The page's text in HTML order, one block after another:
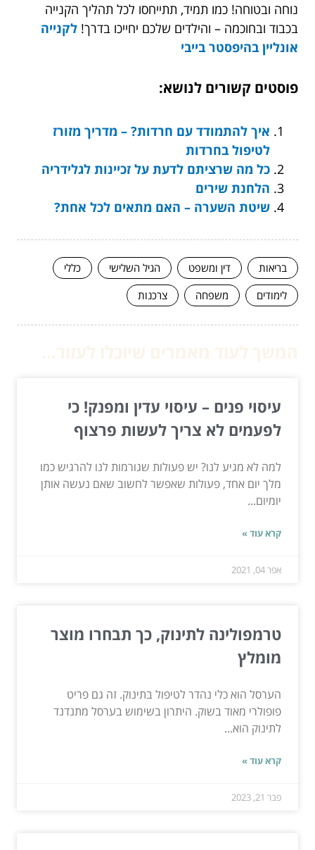
נוחה ובטוחה! כמו תמיד, תתייחסו לכל תהליך הקנייה
בכבוד ובחוכמה – והילדים שלכם יחייכו בדרך! לקנייה
אונליין בהיפסטר בייבי
פוסטים קשורים לנושא:
איך להתמודד עם חרדות? – מדריך מזורז
לטיפול בחרדות
כל מה שרציתם לדעת על זכיינות לגלידריה
הלחנת שירים
שיטת השערה – האם מתאים לכל אחת?
בריאות דין ומשפט הגיל השלישי
כללי
לימודים
משפחה צרכנות
עיסוי פנים – עיסוי עדין ומפנק! כי
לפעמים לא צריך לעשות פרצוף
למה לא מגיע לנו? יש פעולות שגורמות לנו להרגיש כמו
מלך יום אחד, פעולות שאפשר לחשוב שאם נעשה אותן
יומיום...
קרא עוד »
אפר 04, 2021
טרמפולינה לתינוק, כך תבחרו מוצר
מומלץ
הערסל הוא כלי נהדר לטיפול בתינוק. זה גם פריט
פופולרי מאוד בשוק. היתרון בשימוש בערסל מתנדנד
לתינוק הוא...
קרא עוד »
פבר 21, 2023